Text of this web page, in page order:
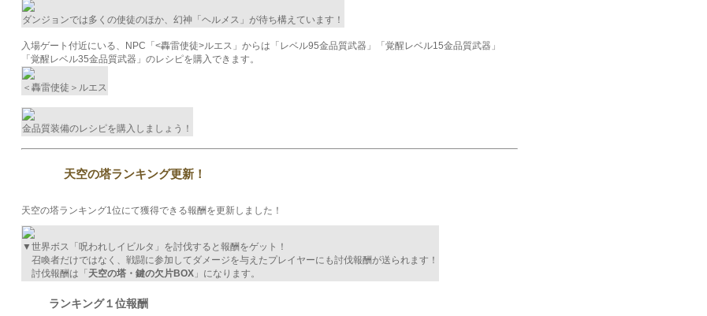
ダンジョンでは多くの使徒のほか、幻神「ヘルメス」が待ち構えています！
入場ゲート付近にいる、NPC「<轟雷使徒>ルエス」からは「レベル95金品質武器」「覚醒レベル15金品質武器」
「覚醒レベル35金品質武器」のレシピを購入できます。
＜轟雷使徒＞ルエス
金品質装備のレシピを購入しましょう！
天空の塔ランキング更新！
天空の塔ランキング1位にて獲得できる報酬を更新しました！
▼世界ボス「呪われしイビルタ」を討伐すると報酬をゲット！
召喚者だけではなく、戦闘に参加してダメージを与えたプレイヤーにも討伐報酬が送られます！
討伐報酬は「 天空の塔・鍵の欠片BOX」になります。
ランキング１位報酬